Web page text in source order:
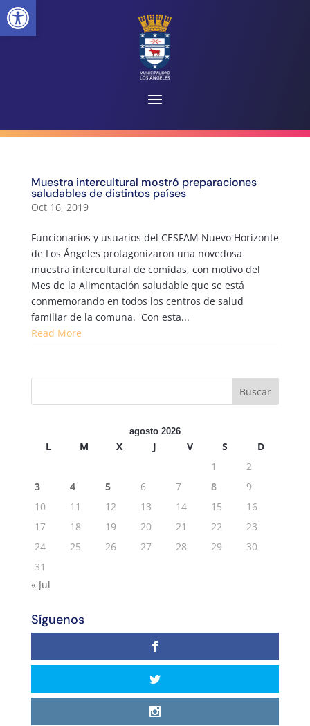
Muestra intercultural mostró preparaciones
saludables de distintos países
Oct 16, 2019
Funcionarios y usuarios del CESFAM Nuevo Horizonte
de Los Ángeles protagonizaron una novedosa
muestra intercultural de comidas, con motivo del
Mes de la Alimentación saludable que se está
conmemorando en todos los centros de salud
familiar de la comuna. Con esta...
Read More
agosto 2026
L M X J V S
D
1
2
3
4 5 6 7 8
9
10
11 12 13 14 15
16
17
18 19 20 21 22
23
24
25 26 27 28 29
30
31
« Jul
Síguenos